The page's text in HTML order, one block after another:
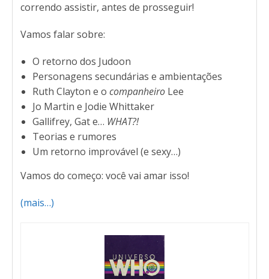
correndo assistir, antes de prosseguir!
Vamos falar sobre:
O retorno dos Judoon
Personagens secundárias e ambientações
Ruth Clayton e o companheiroLee
Jo Martin e Jodie Whittaker
Gallifrey, Gat e… WHAT?!
Teorias e rumores
Um retorno improvável (e sexy…)
Vamos do começo: você vai amar isso!
(mais…)